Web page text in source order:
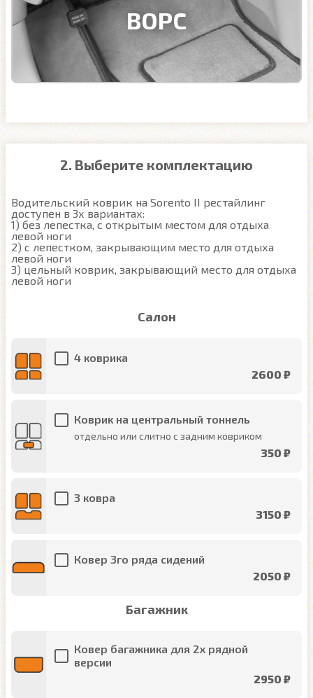
ВОРС
2. Выберите комплектацию
Водительский коврик на Sorento II рестайлинг
доступен в 3х вариантах:
1) без лепестка, с открытым местом для отдыха
левой ноги
2) с лепестком, закрывающим место для отдыха
левой ноги
3) цельный коврик, закрывающий место для отдыха
левой ноги
Салон
4 коврика
2600 ₽
Коврик на центральный тоннель
отдельно или слитно с задним ковриком
350 ₽
3 ковра
3150 ₽
Ковер 3го ряда сидений
2050 ₽
Багажник
Ковер багажника для 2х рядной
версии
2950 ₽